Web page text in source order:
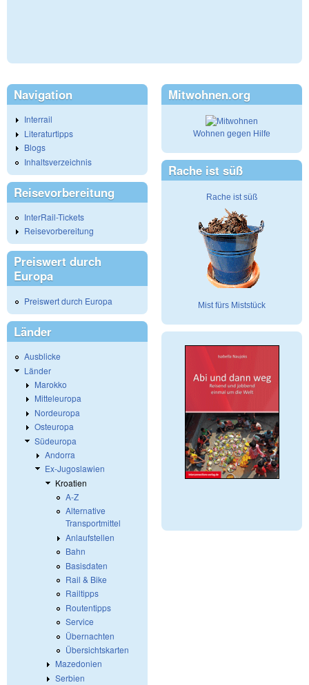
Navigation
Interrail
Literaturtipps
Blogs
Inhaltsverzeichnis
Reisevorbereitung
InterRail-Tickets
Reisevorbereitung
Preiswert durch
Europa
Preiswert durch Europa
Länder
Ausblicke
Länder
Marokko
Mitteleuropa
Nordeuropa
Osteuropa
Südeuropa
Andorra
Ex-Jugoslawien
Kroatien
A-Z
Alternative
Transportmittel
Anlaufstellen
Bahn
Basisdaten
Rail & Bike
Railtipps
Routentipps
Service
Übernachten
Übersichtskarten
Mazedonien
Serbien
Mitwohnen.org
Wohnen gegen Hilfe
Rache ist süß
Rache ist süß
Mist fürs Miststück